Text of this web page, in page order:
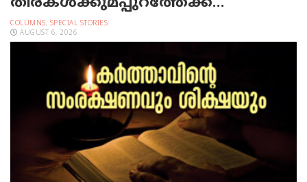
COLUMNS, SPECIAL STORIES
AUGUST 6, 2026